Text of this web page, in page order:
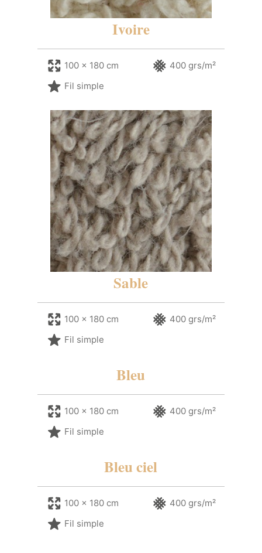
Ivoire
100 x 180 cm
400 grs/m²
Fil simple
Sable
100 x 180 cm
400 grs/m²
Fil simple
Bleu
100 x 180 cm
400 grs/m²
Fil simple
Bleu ciel
100 x 180 cm
400 grs/m²
Fil simple